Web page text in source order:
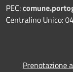
PEC:
Centralino Unico:
Prenotazione